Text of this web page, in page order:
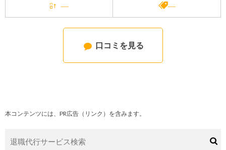
― ―
口コミを見る
本コンテンツには、PR広告（リンク）を含みます。